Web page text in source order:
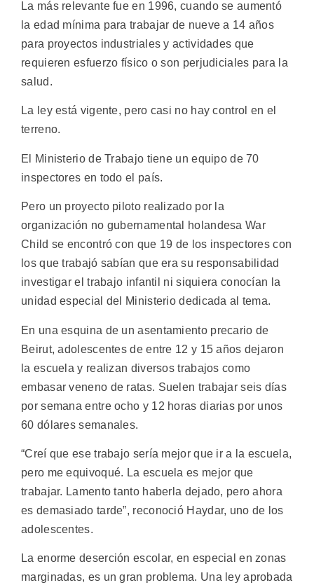
La más relevante fue en 1996, cuando se aumentó
la edad mínima para trabajar de nueve a 14 años
para proyectos industriales y actividades que
requieren esfuerzo físico o son perjudiciales para la
salud.
La ley está vigente, pero casi no hay control en el
terreno.
El Ministerio de Trabajo tiene un equipo de 70
inspectores en todo el país.
Pero un proyecto piloto realizado por la
organización no gubernamental holandesa War
Child se encontró con que 19 de los inspectores con
los que trabajó sabían que era su responsabilidad
investigar el trabajo infantil ni siquiera conocían la
unidad especial del Ministerio dedicada al tema.
En una esquina de un asentamiento precario de
Beirut, adolescentes de entre 12 y 15 años dejaron
la escuela y realizan diversos trabajos como
embasar veneno de ratas. Suelen trabajar seis días
por semana entre ocho y 12 horas diarias por unos
60 dólares semanales.
“Creí que ese trabajo sería mejor que ir a la escuela,
pero me equivoqué. La escuela es mejor que
trabajar. Lamento tanto haberla dejado, pero ahora
es demasiado tarde”, reconoció Haydar, uno de los
adolescentes.
La enorme deserción escolar, en especial en zonas
marginadas, es un gran problema. Una ley aprobada